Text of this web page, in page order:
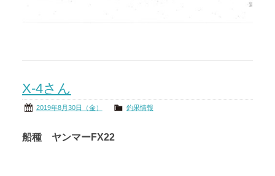
X-4さん
2019年8月30日（金） 釣果情報
船種 ヤンマーFX22